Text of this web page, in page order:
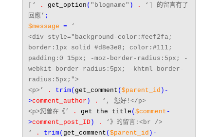
[‘
. get_option ( "blogname" ) .
‘] 的留言有了
回應’ ;
$message =
‘
<div style="background-color:#eef2fa;
border:1px solid #d8e3e8; color:#111;
padding:0 15px; -moz-border-radius:5px; -
webkit-border-radius:5px; -khtml-border-
radius:5px;">
<p>’
. trim( get_comment ( $parent_id )-
>comment_author ) .
‘, 您好!</p>
<p>您曾在《’
. get_the_title ( $comment -
>comment_post_ID ) .
‘》的留言:<br />
‘
. trim( get_comment ( $parent_id )-